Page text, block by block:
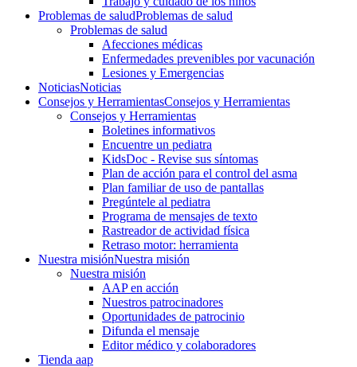
Problemas de saludProblemas de salud
Problemas de salud
Afecciones médicas
Enfermedades prevenibles por vacunación
Lesiones y Emergencias
NoticiasNoticias
Consejos y HerramientasConsejos y Herramientas
Consejos y Herramientas
Boletines informativos
Encuentre un pediatra
KidsDoc - Revise sus síntomas
Plan de acción para el control del asma
Plan familiar de uso de pantallas
Pregúntele al pediatra
Programa de mensajes de texto
Rastre​​ador de activida​d física
Retraso motor: herramienta
Nuestra misiónNuestra misión
Nuestra misión
AAP en acción
Nuestros patrocinadores
Oportunidades de patrocinio
Difunda el mensaje
Editor médico y colaboradores
Tienda aap